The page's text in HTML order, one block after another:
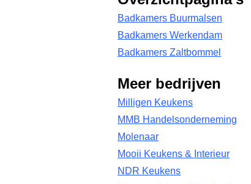
Badkamers Buurmalsen
Badkamers Werkendam
Badkamers Zaltbommel
Meer bedrijven
Milligen Keukens
MMB Handelsonderneming
Molenaar
Mooii Keukens & Interieur
NDR Keukens